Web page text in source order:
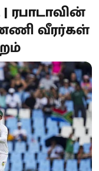
ரபாடாவின்
வீரர்கள்